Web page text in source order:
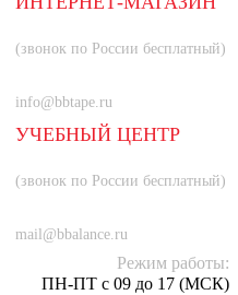
(звонок по России бесплатный)
info@bbtape.ru
УЧЕБНЫЙ ЦЕНТР
(звонок по России бесплатный)
mail@bbalance.ru
Режим работы:
ПН-ПТ с 09 до 17 (МСК)